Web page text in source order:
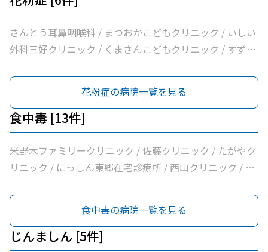
さんとう耳鼻咽喉科 / まつおかこどもクリニック / いしい
外科三好クリニック / くまさんこどもクリニック / すずき
花粉症の病院一覧を見る
食中毒 [13件]
米野木ファミリークリニック / 佐藤クリニック / たがやク
リニック / にっしん東郷在宅診療所 / 西山クリニック / 医
外科三好クリニック / みすクリニック / たきざわ胃腸科外
科 / 医療法人白宇会天王内科 / 永井医院 / みよし市民病院
食中毒の病院一覧を見る
じんましん [5件]